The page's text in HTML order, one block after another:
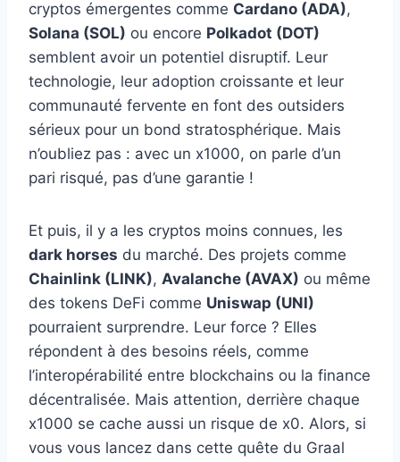
cryptos émergentes comme Cardano (ADA),
Solana (SOL) ou encore Polkadot (DOT)
semblent avoir un potentiel disruptif. Leur
technologie, leur adoption croissante et leur
communauté fervente en font des outsiders
sérieux pour un bond stratosphérique. Mais
n’oubliez pas : avec un x1000, on parle d’un
pari risqué, pas d’une garantie !
Et puis, il y a les cryptos moins connues, les
dark horses du marché. Des projets comme
Chainlink (LINK), Avalanche (AVAX) ou même
des tokens DeFi comme Uniswap (UNI)
pourraient surprendre. Leur force ? Elles
répondent à des besoins réels, comme
l’interopérabilité entre blockchains ou la finance
décentralisée. Mais attention, derrière chaque
x1000 se cache aussi un risque de x0. Alors, si
vous vous lancez dans cette quête du Graal